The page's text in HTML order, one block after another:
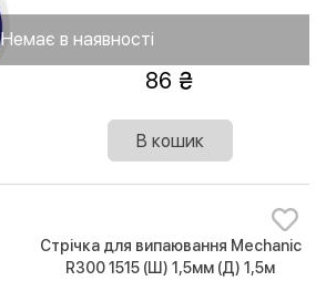
Немає в наявності
86
В кошик
Стрічка для випаювання Mechanic
R300 1515 (Ш) 1,5мм (Д) 1,5м